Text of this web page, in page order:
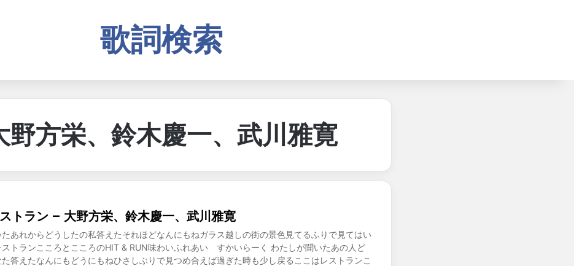
歌詞検索
野方栄、鈴木慶一、武川雅寛
トラン – 大野方栄、鈴木慶一、武川雅寛
あれからどうしたの私答えたそれほどなんにもねガラス越しの街の景色見てるふりで見てはい
ストランこころとこころのHIT & RUN味わいふれあい すかいらーく わたしが聞いたあの人ど
答えたなんにもどうにもねひさしぶりで見つめ合えば過ぎた時も少し戻るここはレストランこ